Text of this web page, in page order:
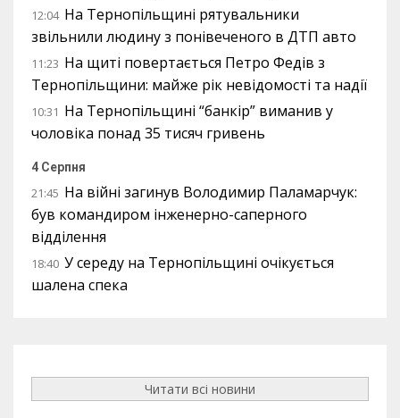
12:04 На Тернопільщині рятувальники
звільнили людину з понівеченого в ДТП авто
11:23 На щиті повертається Петро Федів з
Тернопільщини: майже рік невідомості та надії
10:31 На Тернопільщині “банкір” виманив у
чоловіка понад 35 тисяч гривень
4 Серпня
21:45 На війні загинув Володимир Паламарчук:
був командиром інженерно-саперного
відділення
18:40 У середу на Тернопільщині очікується
шалена спека
Читати всі новини